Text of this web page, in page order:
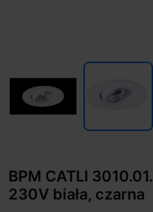
BPM CATLI
230V biała, czarna